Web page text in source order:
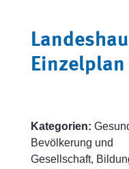
Kategorien:
Bevölkerung und
Gesellschaft,